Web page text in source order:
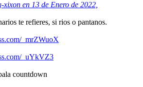
xixon en 13 de Enero de 2022,
te refieres, si rios o pantanos.
_mrZWuoX
_uYkVZ3
countdown